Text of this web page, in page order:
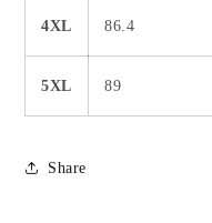
4XL 86.4
5XL 89
Share